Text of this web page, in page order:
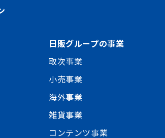
日販グループの事業
取次事業
小売事業
海外事業
雑貨事業
コンテンツ事業